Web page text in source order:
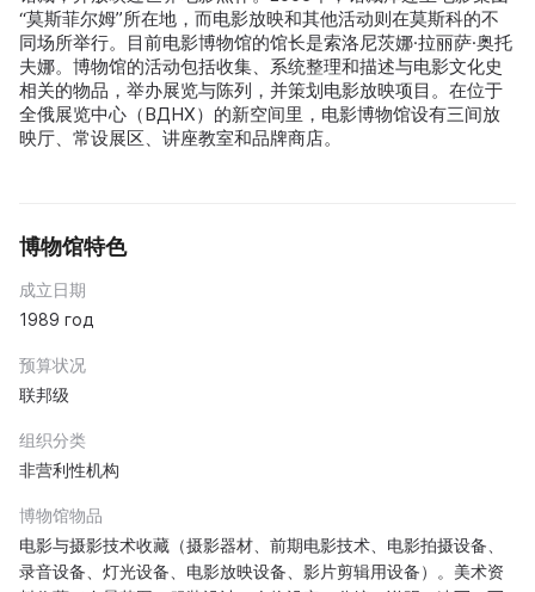
“莫斯菲尔姆”所在地，而电影放映和其他活动则在莫斯科的不
同场所举行。目前电影博物馆的馆长是索洛尼茨娜·拉丽萨·奥托
夫娜。博物馆的活动包括收集、系统整理和描述与电影文化史
相关的物品，举办展览与陈列，并策划电影放映项目。在位于
全俄展览中心（ВДНХ）的新空间里，电影博物馆设有三间放
映厅、常设展区、讲座教室和品牌商店。
博物馆特色
成立日期
1989 год
预算状况
联邦级
组织分类
非营利性机构
博物馆物品
电影与摄影技术收藏（摄影器材、前期电影技术、电影拍摄设备、
录音设备、灯光设备、电影放映设备、影片剪辑用设备）。美术资